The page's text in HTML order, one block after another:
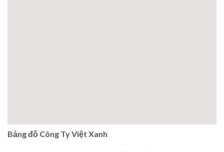
Bảng đồ Công Ty Việt Xanh